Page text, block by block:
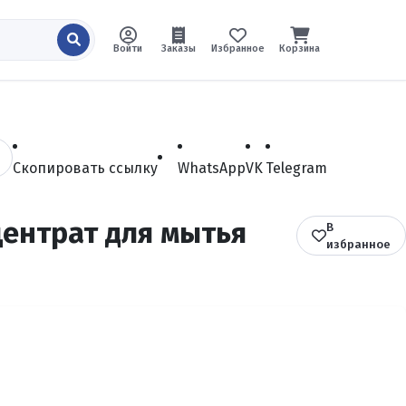
Войти Заказы Избранное Корзина
Скопировать ссылку WhatsAppVK Telegram
для мытья
В
избранное